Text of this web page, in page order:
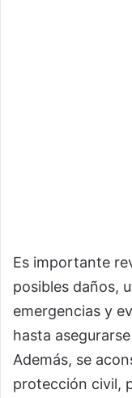
Es importante
posibles daños,
emergencias y
hasta
Además, se
protección civil,